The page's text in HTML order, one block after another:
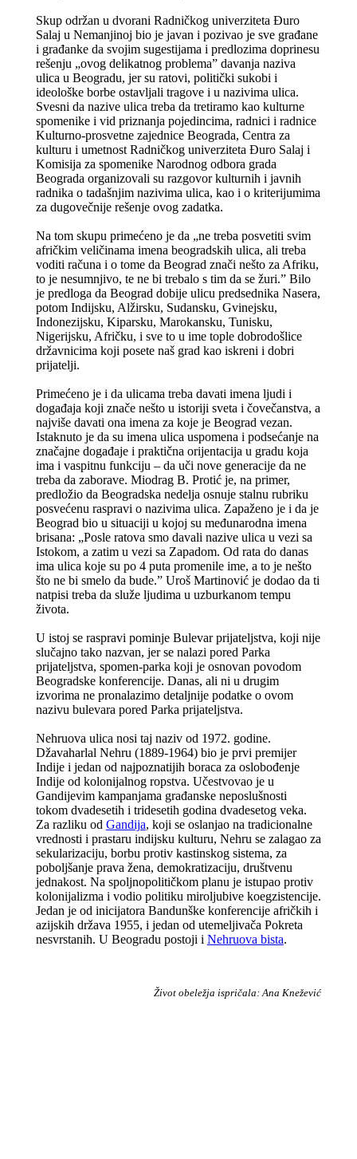
Skup održan u dvorani Radničkog univerziteta Đuro
Salaj u Nemanjinoj bio je javan i pozivao je sve građane
i građanke da svojim sugestijama i predlozima doprinesu
rešenju „ovog delikatnog problema” davanja naziva
ulica u Beogradu, jer su ratovi, politički sukobi i
ideološke borbe ostavljali tragove i u nazivima ulica.
Svesni da nazive ulica treba da tretiramo kao kulturne
spomenike i vid priznanja pojedincima, radnici i radnice
Kulturno-prosvetne zajednice Beograda, Centra za
kulturu i umetnost Radničkog univerziteta Đuro Salaj i
Komisija za spomenike Narodnog odbora grada
Beograda organizovali su razgovor kulturnih i javnih
radnika o tadašnjim nazivima ulica, kao i o kriterijumima
za dugovečnije rešenje ovog zadatka.
Na tom skupu primećeno je da „ne treba posvetiti svim
afričkim veličinama imena beogradskih ulica, ali treba
voditi računa i o tome da Beograd znači nešto za Afriku,
to je nesumnjivo, te ne bi trebalo s tim da se žuri.” Bilo
je predloga da Beograd dobije ulicu predsednika Nasera,
potom Indijsku, Alžirsku, Sudansku, Gvinejsku,
Indonezijsku, Kiparsku, Marokansku, Tunisku,
Nigerijsku, Afričku, i sve to u ime tople dobrodošlice
državnicima koji posete naš grad kao iskreni i dobri
prijatelji.
Primećeno je i da ulicama treba davati imena ljudi i
događaja koji znače nešto u istoriji sveta i čovečanstva, a
najviše davati ona imena za koje je Beograd vezan.
Istaknuto je da su imena ulica uspomena i podsećanje na
značajne događaje i praktična orijentacija u gradu koja
ima i vaspitnu funkciju – da uči nove generacije da ne
treba da zaborave. Miodrag B. Protić je, na primer,
predložio da Beogradska nedelja osnuje stalnu rubriku
posvećenu raspravi o nazivima ulica. Zapaženo je i da je
Beograd bio u situaciji u kojoj su međunarodna imena
brisana: „Posle ratova smo davali nazive ulica u vezi sa
Istokom, a zatim u vezi sa Zapadom. Od rata do danas
ima ulica koje su po 4 puta promenile ime, a to je nešto
što ne bi smelo da bude.” Uroš Martinović je dodao da ti
natpisi treba da služe ljudima u uzburkanom tempu
života.
U istoj se raspravi pominje Bulevar prijateljstva, koji nije
slučajno tako nazvan, jer se nalazi pored Parka
prijateljstva, spomen-parka koji je osnovan povodom
Beogradske konferencije. Danas, ali ni u drugim
izvorima ne pronalazimo detaljnije podatke o ovom
nazivu bulevara pored Parka prijateljstva.
Nehruova ulica nosi taj naziv od 1972. godine.
Džavaharlal Nehru (1889-1964) bio je prvi premijer
Indije i jedan od najpoznatijih boraca za oslobođenje
Indije od kolonijalnog ropstva. Učestvovao je u
Gandijevim kampanjama građanske neposlušnosti
tokom dvadesetih i tridesetih godina dvadesetog veka.
Za razliku od Gandija, koji se oslanjao na tradicionalne
vrednosti i prastaru indijsku kulturu, Nehru se zalagao za
sekularizaciju, borbu protiv kastinskog sistema, za
poboljšanje prava žena, demokratizaciju, društvenu
jednakost. Na spoljnopolitičkom planu je istupao protiv
kolonijalizma i vodio politiku miroljubive koegzistencije.
Jedan je od inicijatora Bandunške konferencije afričkih i
azijskih država 1955, i jedan od utemeljivača Pokreta
nesvrstanih. U Beogradu postoji i Nehruova bista.
Život obeležja ispričala: Ana Knežević